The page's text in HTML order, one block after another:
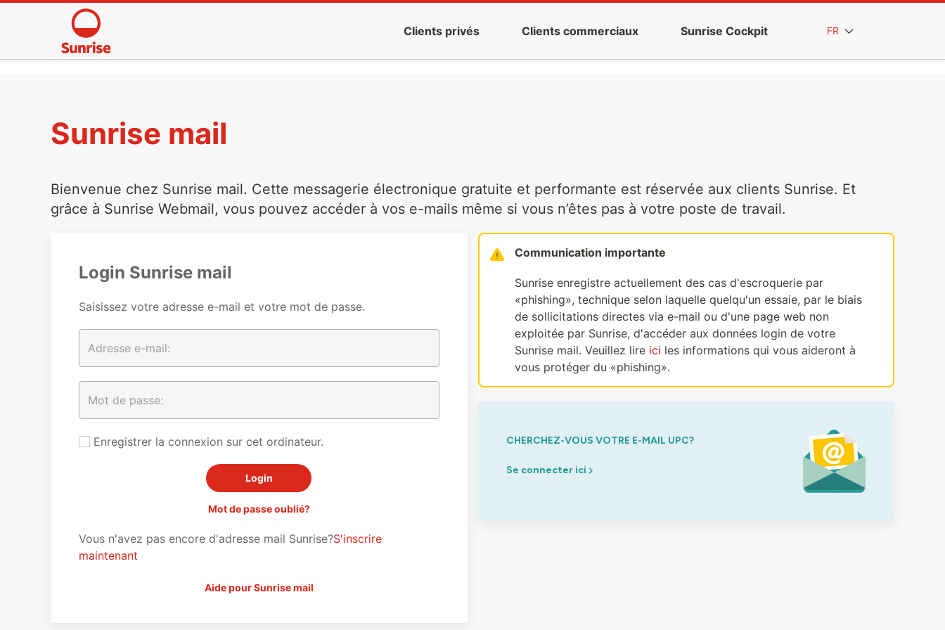
Clients privés Clients commerciaux Sunrise Cockpit FR
Sunrise mail
Bienvenue chez Sunrise mail. Cette messagerie électronique gratuite et performante est réservée aux clients Sunrise. Et
grâce à Sunrise Webmail, vous pouvez accéder à vos e-mails même si vous n’êtes pas à votre poste de travail.
Login Sunrise mail
Saisissez votre adresse e-mail et votre mot de passe.
Enregistrer la connexion sur cet ordinateur.
Mot de passe oublié?
Vous n'avez pas encore d'adresse mail Sunrise?S'inscrire
maintenant
Aide pour Sunrise mail
Communication importante
Sunrise enregistre actuellement des cas d'escroquerie par
«phishing», technique selon laquelle quelqu'un essaie, par le biais
de sollicitations directes via e-mail ou d'une page web non
exploitée par Sunrise, d'accéder aux données login de votre
Sunrise mail. Veuillez lire ici les informations qui vous aideront à
vous protéger du «phishing».
CHERCHEZ-VOUS VOTRE E-MAIL UPC?
Se connecter ici